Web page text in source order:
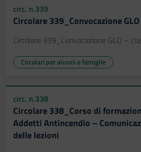
circ. n.339
Circolare 339_Convocazione
Circolare 339_Convocazione GLO –
Circolari per alunni e famiglie
circ. n.338
Circolare 338_Corso di
Addetti Antincendio –
delle lezioni